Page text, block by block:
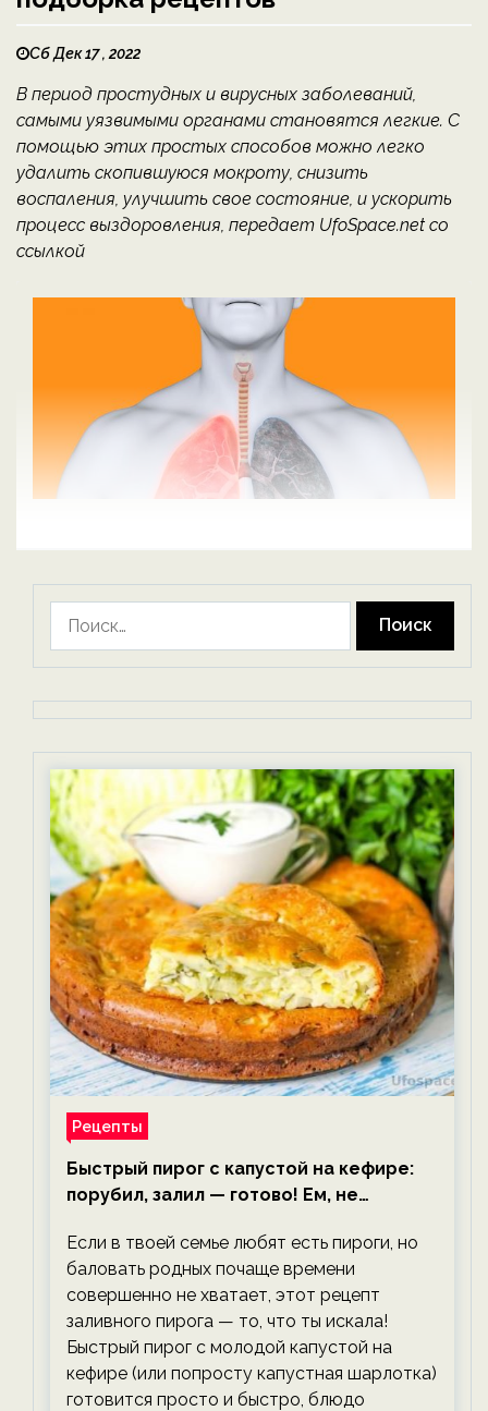
Сб Дек 17 , 2022
В период простудных и вирусных заболеваний,
самыми уязвимыми органами становятся легкие. С
помощью этих простых способов можно легко
удалить скопившуюся мокроту, снизить
воспаления, улучшить свое состояние, и ускорить
процесс выздоровления, передает UfoSpace.net со
ссылкой
Рецепты
Быстрый пирог с капустой на кефире:
порубил, залил — готово! Ем, не
Если в твоей семье любят есть пироги, но
баловать родных почаще времени
совершенно не хватает, этот рецепт
заливного пирога — то, что ты искала!
Быстрый пирог с молодой капустой на
кефире (или попросту капустная шарлотка)
готовится просто и быстро, блюдо